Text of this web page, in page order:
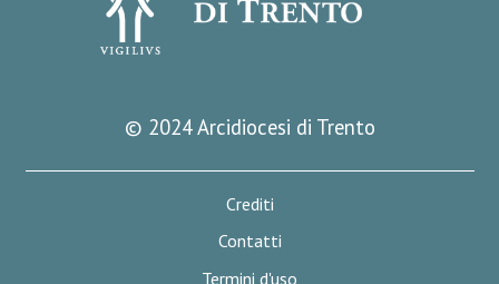
© 2024 Arcidiocesi di Trento
Crediti
Contatti
Termini d'uso